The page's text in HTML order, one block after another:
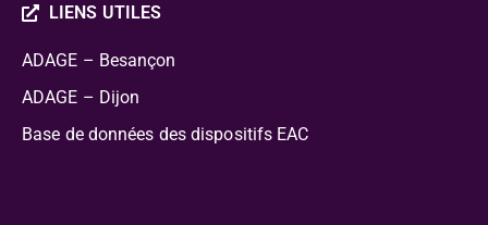
LIENS UTILES
ADAGE – Besançon
ADAGE – Dijon
Base de données des dispositifs EAC